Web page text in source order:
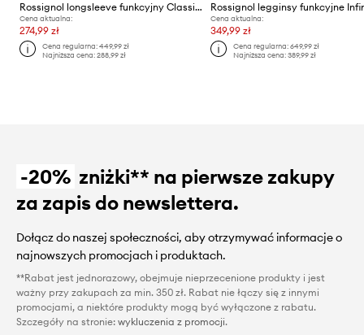
Rossignol longsleeve funkcyjny Classique
Cena aktualna:
274,99 zł
Cena regularna:449,99 zł
Najniższa cena:288,99 zł
Cena aktualna:
349,99 zł
Cena regularna: 649,99 zł
Najniższa cena: 389,99 zł
-20% zniżki** na pierwsze zakupy
za zapis do newslettera.
Dołącz do naszej społeczności, aby otrzymywać informacje o
najnowszych promocjach i produktach.
**Rabat jest jednorazowy, obejmuje nieprzecenione produkty i jest
ważny przy zakupach za min. 350 zł. Rabat nie łączy się z innymi
promocjami, a niektóre produkty mogą być wyłączone z rabatu.
Szczegóły na stronie: wykluczenia z promocji.